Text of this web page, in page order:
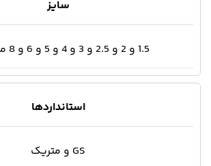
سایز
1.5 و 2 و 2.5 و 3 و 4 و 5 و 6 و 8 میلی متر
استانداردها
GS و متریک